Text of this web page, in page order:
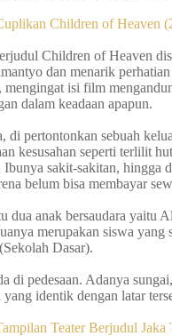
Children of Heaven
Children of Heaven
dan menarik perhatian
mengingat isi film
dalam keadaan apapun.
di pertontonkan sebuah
kesusahan seperti terlilit
Ibunya sakit-sakitan, hingga
belum bisa membayar
dua anak bersaudara yaitu
merupakan siswa yang
Dasar).
di pedesaan. Adanya
yang identik dengan latar
Teater Berjudul Jaka